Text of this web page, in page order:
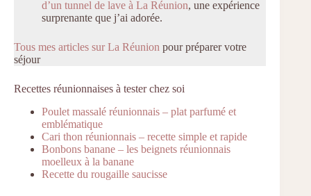
d’un tunnel de lave à La Réunion, une expérience
surprenante que j’ai adorée.
Tous mes articles sur La Réunion pour préparer votre
séjour
Recettes réunionnaises à tester chez soi
Poulet massalé réunionnais – plat parfumé et
emblématique
Cari thon réunionnais – recette simple et rapide
Bonbons banane – les beignets réunionnais
moelleux à la banane
Recette du rougaille saucisse